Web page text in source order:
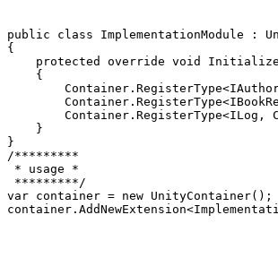
public class ImplementationModule :
{
protected override void
    {
Container.RegisterType<ILog,
    }
}
/*********
* usage *
*********/
var container = new UnityContainer();